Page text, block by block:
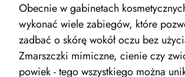
Obecnie w gabinetach
wykonać wiele zabiegów, które
zadbać o skórę wokół oczu bez
Zmarszczki mimiczne, cienie czy
powiek - tego wszystkiego można